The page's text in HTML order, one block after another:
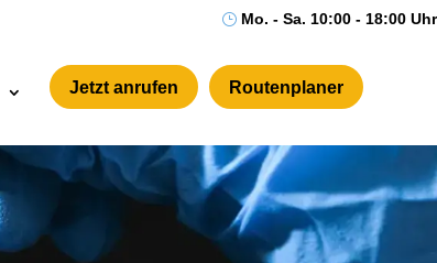
} Mo. - Sa. 10:00 - 18:00 Uhr
Jetzt anrufen Routenplaner